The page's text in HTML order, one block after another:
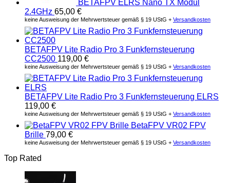
BETAFPV ELRS Nano TX Modul
2.4GHz 65,00 €
keine Ausweisung der Mehrwertsteuer gemäß § 19 UStG + Versandkosten
BETAFPV Lite Radio Pro 3 Funkfernsteuerung
CC2500 119,00 €
keine Ausweisung der Mehrwertsteuer gemäß § 19 UStG + Versandkosten
BETAFPV Lite Radio Pro 3 Funkfernsteuerung ELRS
119,00 €
keine Ausweisung der Mehrwertsteuer gemäß § 19 UStG + Versandkosten
BetaFPV VR02 FPV
Brille 79,00 €
keine Ausweisung der Mehrwertsteuer gemäß § 19 UStG + Versandkosten
Top Rated